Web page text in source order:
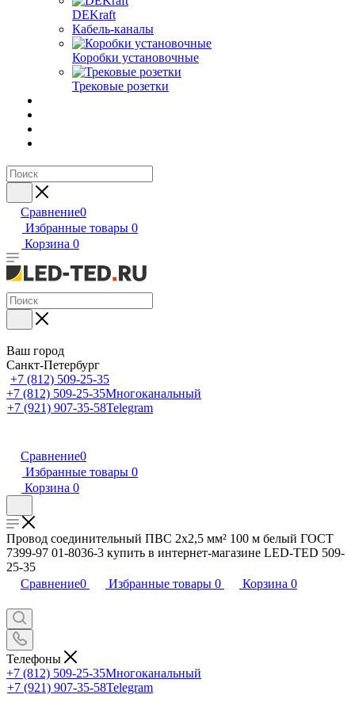
DEKraft
Кабель-каналы
Коробки установочные
Трековые розетки
Сравнение0
Избранные товары 0
Корзина 0
Ваш город
Санкт-Петербург
+7 (812) 509-25-35
+7 (812) 509-25-35Многоканальный
+7 (921) 907-35-58Telegram
Сравнение0
Избранные товары 0
Корзина 0
Провод соединительный ПВС 2x2,5 мм² 100 м белый ГОСТ
7399-97 01-8036-3 купить в интернет-магазине LED-TED 509-
25-35
Сравнение0 Избранные товары 0 Корзина 0
Телефоны
+7 (812) 509-25-35Многоканальный
+7 (921) 907-35-58Telegram